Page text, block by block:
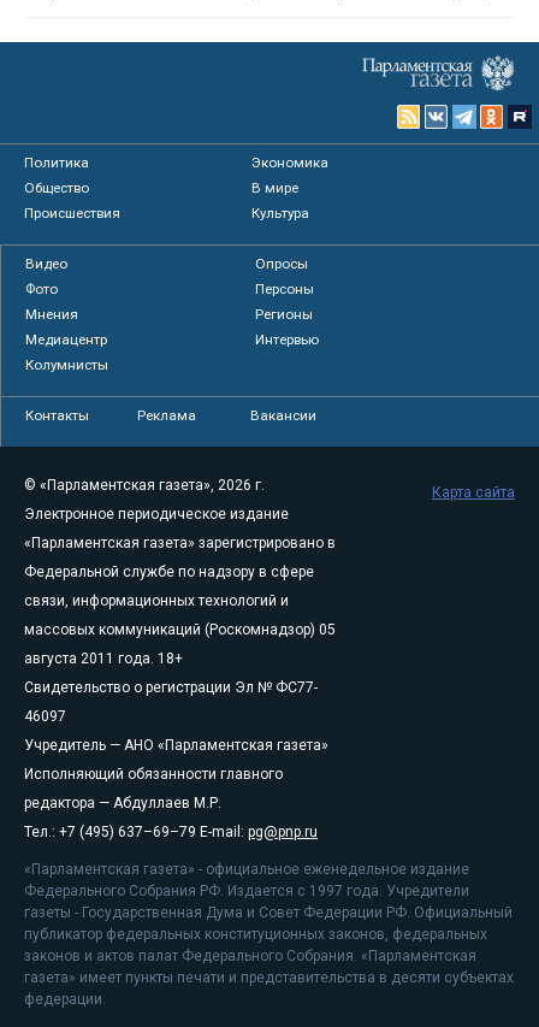
Политика
Экономика
Общество
В мире
Происшествия
Культура
Видео
Опросы
Фото
Персоны
Мнения
Регионы
Медиацентр
Интервью
Колумнисты
Контакты Реклама Вакансии
© «Парламентская газета», 2026 г.
Электронное периодическое издание
«Парламентская газета» зарегистрировано в
Федеральной службе по надзору в сфере
связи, информационных технологий и
массовых коммуникаций (Роскомнадзор) 05
августа 2011 года. 18+
Свидетельство о регистрации Эл № ФС77-
46097
Учредитель — АНО «Парламентская газета»
Исполняющий обязанности главного
редактора — Абдуллаев М.Р.
Тел.: +7 (495) 637–69–79 E-mail: pg@pnp.ru
«Парламентская газета» - официальное еженедельное издание
Федерального Собрания РФ. Издается с 1997 года. Учредители
газеты - Государственная Дума и Совет Федерации РФ. Официальный
публикатор федеральных конституционных законов, федеральных
законов и актов палат Федерального Собрания. «Парламентская
газета» имеет пункты печати и представительства в десяти субъектах
федерации.
Карта сайта